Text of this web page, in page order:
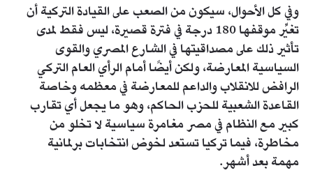
وفي كل الأحوال، سيكون من الصعب على القيادة التركية أن
تغيِّر موقفها 180 درجة في فترة قصيرة، ليس فقط لمدى
تأثير ذلك على مصداقيتها في الشارع المصري والقوى
السياسية المعارضة، ولكن أيضًا أمام الرأي العام التركي
الرافض للانقلاب والداعم للمعارضة في معظمه وخاصة
القاعدة الشعبية للحزب الحاكم، وهو ما يجعل أي تقارب
كبير مع النظام في مصر مغامرة سياسية لا تخلو من
مخاطرة، فيما تركيا تستعد لخوض انتخابات برلمانية
مهمة بعد أشهر.